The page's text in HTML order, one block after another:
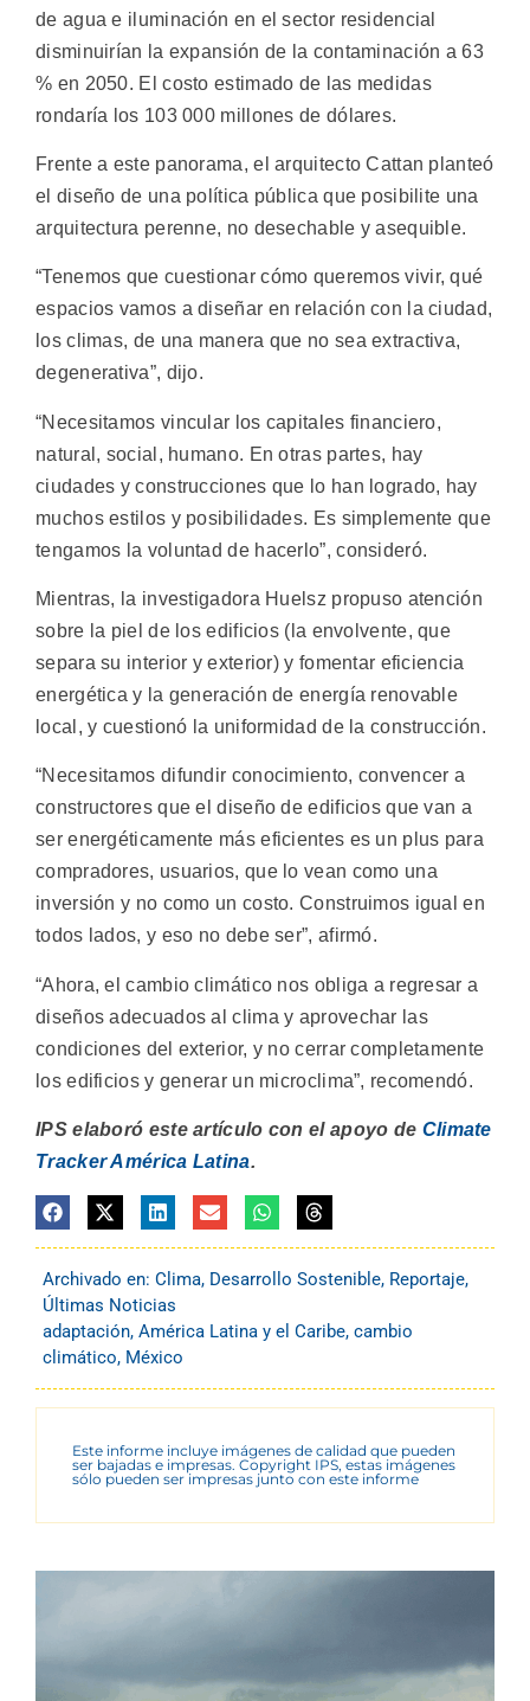
de agua e iluminación en el sector residencial
disminuirían la expansión de la contaminación a 63
% en 2050. El costo estimado de las medidas
rondaría los 103 000 millones de dólares.
Frente a este panorama, el arquitecto Cattan planteó
el diseño de una política pública que posibilite una
arquitectura perenne, no desechable y asequible.
“Tenemos que cuestionar cómo queremos vivir, qué
espacios vamos a diseñar en relación con la ciudad,
los climas, de una manera que no sea extractiva,
degenerativa”, dijo.
“Necesitamos vincular los capitales financiero,
natural, social, humano. En otras partes, hay
ciudades y construcciones que lo han logrado, hay
muchos estilos y posibilidades. Es simplemente que
tengamos la voluntad de hacerlo”, consideró.
Mientras, la investigadora Huelsz propuso atención
sobre la piel de los edificios (la envolvente, que
separa su interior y exterior) y fomentar eficiencia
energética y la generación de energía renovable
local, y cuestionó la uniformidad de la construcción.
“Necesitamos difundir conocimiento, convencer a
constructores que el diseño de edificios que van a
ser energéticamente más eficientes es un plus para
compradores, usuarios, que lo vean como una
inversión y no como un costo. Construimos igual en
todos lados, y eso no debe ser”, afirmó.
“Ahora, el cambio climático nos obliga a regresar a
diseños adecuados al clima y aprovechar las
condiciones del exterior, y no cerrar completamente
los edificios y generar un microclima”, recomendó.
IPS elaboró este artículo con el apoyo de Climate
Tracker América Latina.
Archivado en: Clima, Desarrollo Sostenible, Reportaje,
Últimas Noticias
adaptación, América Latina y el Caribe, cambio
climático, México
Este informe incluye imágenes de calidad que pueden
ser bajadas e impresas. Copyright IPS, estas imágenes
sólo pueden ser impresas junto con este informe